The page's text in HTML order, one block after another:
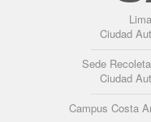
Ciudad
Sede
Ciudad
Campus Costa